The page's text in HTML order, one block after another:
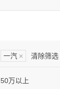
一汽 × 清除筛选
50万以上